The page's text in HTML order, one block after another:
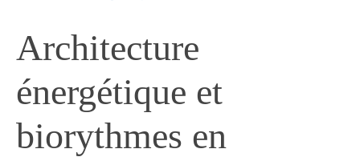
Architecture
énergétique et
biorythmes en